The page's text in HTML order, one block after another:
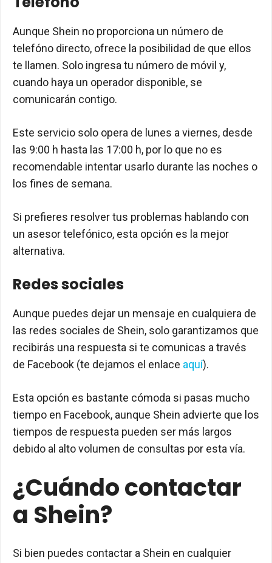
Aunque Shein no proporciona un número de
telefóno directo, ofrece la posibilidad de que ellos
te llamen. Solo ingresa tu número de móvil y,
cuando haya un operador disponible, se
comunicarán contigo.
Este servicio solo opera de lunes a viernes, desde
las 9:00 h hasta las 17:00 h, por lo que no es
recomendable intentar usarlo durante las noches o
los fines de semana.
Si prefieres resolver tus problemas hablando con
un asesor telefónico, esta opción es la mejor
alternativa.
Redes sociales
Aunque puedes dejar un mensaje en cualquiera de
las redes sociales de Shein, solo garantizamos que
recibirás una respuesta si te comunicas a través
de Facebook (te dejamos el enlace aquí).
Esta opción es bastante cómoda si pasas mucho
tiempo en Facebook, aunque Shein advierte que los
tiempos de respuesta pueden ser más largos
debido al alto volumen de consultas por esta vía.
¿Cuándo contactar
a Shein?
Si bien puedes contactar a Shein en cualquier